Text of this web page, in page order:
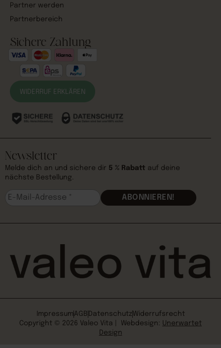
Partner werden
Partnerbereich
Sichere Zahlung
WIDERRUF ERKLÄREN
Newsletter
Melde dich an und sichere dir 5 % Rabatt auf deine
nächste Bestellung.
Copyright © 2026 Valeo Vita | Webdesign: Unerwartet
Design
Impressum AGB Datenschutz Widerrufsrecht